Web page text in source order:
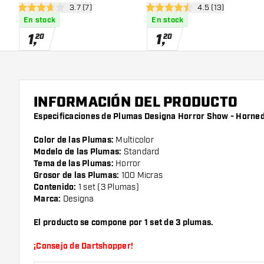
abrir panel de reseñas
3.7 estrellas de puntuación
3.7 (7)
En stock
1,20
abrir panel de
4.5 estrellas de puntuación
4.5 (13)
En stock
1,20
INFORMACIÓN DEL PRODUCTO
Especificaciones de Plumas Designa Horror Show -
Color de las Plumas: Multicolor
Modelo de las Plumas: Standard
Tema de las Plumas: Horror
Grosor de las Plumas: 100 Micras
Contenido: 1 set (3 Plumas)
Marca: Designa
El producto se compone por 1 set de 3 plumas.
¡Consejo de Dartshopper!